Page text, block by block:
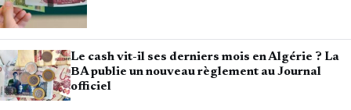
Le cash vit-il ses derniers mois en Algérie ? La
BA publie un nouveau règlement au Journal
officiel